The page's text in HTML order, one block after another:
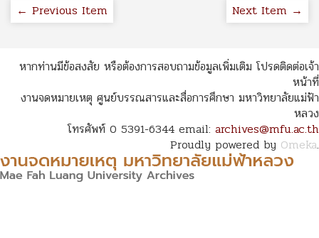
← Previous Item Next Item →
หากท่านมีข้อสงสัย หรือต้องการสอบถามข้อมูลเพิ่มเติม โปรดติดต่อเจ้า
หน้าที่
งานจดหมายเหตุ ศูนย์บรรณสารและสื่อการศึกษา มหาวิทยาลัยแม่ฟ้า
หลวง
โทรศัพท์ 0 5391-6344 email: archives@mfu.ac.th
Proudly powered by Omeka.